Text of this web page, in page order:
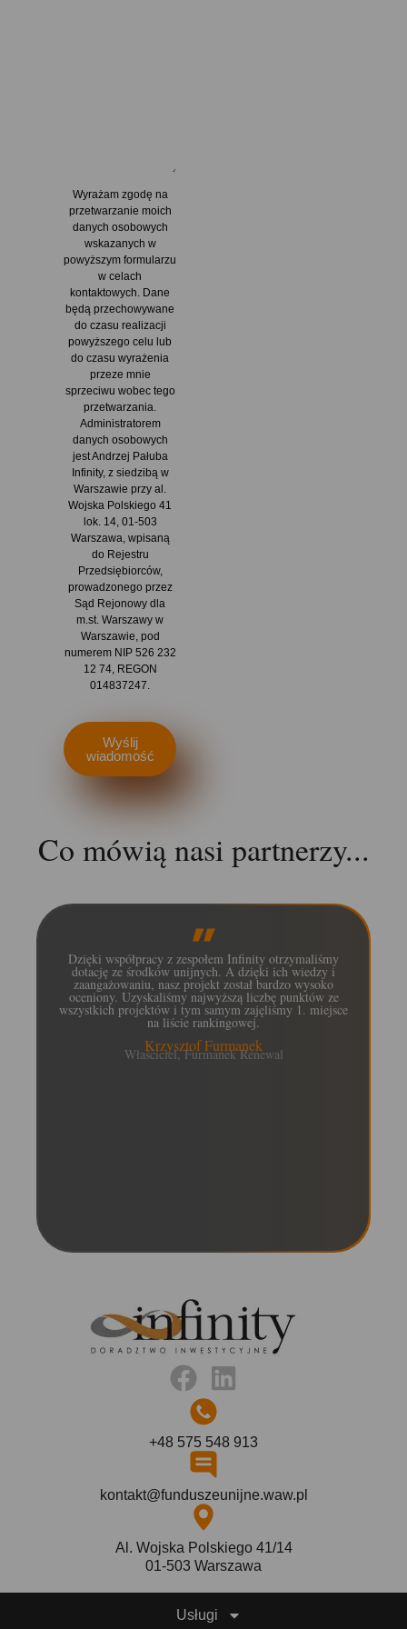
Wyrażam zgodę na
przetwarzanie moich
danych osobowych
wskazanych w
powyższym formularzu
w celach
kontaktowych. Dane
będą przechowywane
do czasu realizacji
powyższego celu lub
do czasu wyrażenia
przeze mnie
sprzeciwu wobec tego
przetwarzania.
Administratorem
danych osobowych
jest Andrzej Pałuba
Infinity, z siedzibą w
Warszawie przy al.
Wojska Polskiego 41
lok. 14, 01-503
Warszawa, wpisaną
do Rejestru
Przedsiębiorców,
prowadzonego przez
Sąd Rejonowy dla
m.st. Warszawy w
Warszawie, pod
numerem NIP 526 232
12 74, REGON
014837247.
Wyślij
wiadomość
Co mówią nasi partnerzy...
Dzięki współpracy z zespołem Infinity otrzymaliśmy
dotację ze środków unijnych. A dzięki ich wiedzy i
zaangażowaniu, nasz projekt został bardzo wysoko
oceniony. Uzyskaliśmy najwyższą liczbę punktów ze
wszystkich projektów i tym samym zajęliśmy 1. miejsce
na liście rankingowej.
Krzysztof Furmanek
Właściciel, Furmanek Renewal
+48 575 548 913
kontakt@funduszeunijne.waw.pl
Al. Wojska Polskiego 41/14
01-503 Warszawa
Usługi